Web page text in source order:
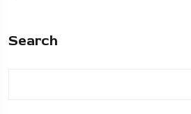
Search